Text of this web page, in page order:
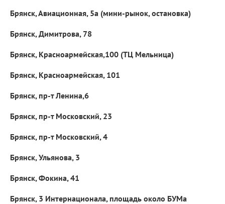
Брянск, Авиационная, 5а (мини-рынок, остановка)
Брянск, Димитрова, 78
Брянск, Красноармейская,100 (ТЦ Мельница)
Брянск, Красноармейская, 101
Брянск, пр-т Ленина,6
Брянск, пр-т Московский, 23
Брянск, пр-т Московский, 4
Брянск, Ульянова, 3
Брянск, Фокина, 41
Брянск, 3 Интернационала, площадь около БУМа